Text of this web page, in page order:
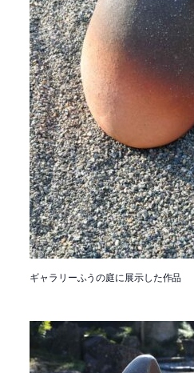
ギャラリーふうの庭に展示した作品